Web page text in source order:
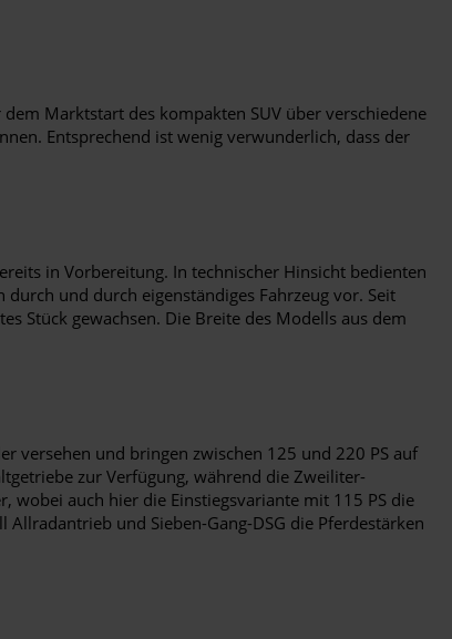
Marktstart des kompakten SUV über verschiedene
Entsprechend ist wenig verwunderlich, dass der
in Vorbereitung. In technischer Hinsicht bedienten
und durch eigenständiges Fahrzeug vor. Seit
Stück gewachsen. Die Breite des Modells aus dem
versehen und bringen zwischen 125 und 220 PS auf
zur Verfügung, während die Zweiliter-
wobei auch hier die Einstiegsvariante mit 115 PS die
und Sieben-Gang-DSG die Pferdestärken